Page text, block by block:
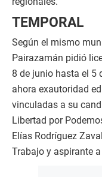
TEMPORAL
Según el mismo
Pairazamán pidió
8 de junio hasta el 5
ahora exautoridad
vinculadas a su
Libertad por
Elías Rodríguez
Trabajo y aspirante